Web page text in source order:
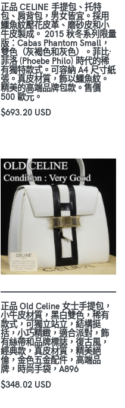
正品 CELINE 手提包、托特
包、肩背包，男女皆宜。採用
鱷魚紋壓花皮革、磨砂皮和小
牛皮製成。 2015 秋冬系列限量
版：Cabas Phantom Small，
雙色（灰褐色和灰色）。菲比·
菲洛 (Phoebe Philo) 時代的稀
有獨特款式。可容納 A4 尺寸紙
張。真皮材質，飾以鱷魚紋。
精美的高端品牌包款。售價
500 歐元。
$693.20 USD
正品 Old Celine 女士手提包，
小牛皮材質，黑白雙色，稀有
款式，可獨立站立，結構挺
括，小巧精緻，適合派對，飾
有絲帶和品牌標誌，復古風，
經典款，真皮材質，精美絕
倫，金色五金配件，高端品
牌，時尚手袋，A896
$348.02 USD